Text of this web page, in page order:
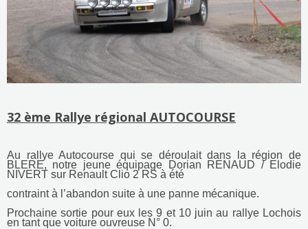
32 ème Rallye régional AUTOCOURSE
Au rallye Autocourse qui se déroulait dans la région de
BLERE, notre jeune équipage Dorian RENAUD / Elodie
NIVERT sur Renault Clio 2 RS à été
contraint à l’abandon suite à une panne mécanique.
Prochaine sortie pour eux les 9 et 10 juin au rallye Lochois
en tant que voiture ouvreuse N° 0.